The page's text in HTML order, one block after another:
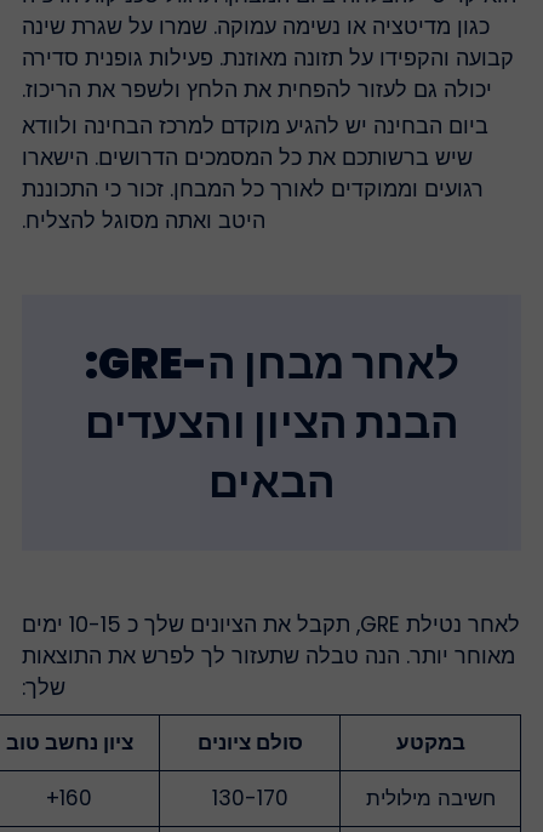
כגון מדיטציה או נשימה עמוקה. שמרו על שגרת שינה
קבועה והקפידו על תזונה מאוזנת. פעילות גופנית סדירה
יכולה גם לעזור להפחית את הלחץ ולשפר את הריכוז.
ביום הבחינה יש להגיע מוקדם למרכז הבחינה ולוודא
שיש ברשותכם את כל המסמכים הדרושים. הישארו
רגועים וממוקדים לאורך כל המבחן. זכור כי התכוננת
היטב ואתה מסוגל להצליח.
לאחר מבחן ה-GRE:
הבנת הציון והצעדים
הבאים
לאחר נטילת GRE, תקבל את הציונים שלך כ 10-15 ימים
מאוחר יותר. הנה טבלה שתעזור לך לפרש את התוצאות
שלך:
במקטע
סולם ציונים
ציון נחשב טוב
חשיבה מילולית
130-170
160+